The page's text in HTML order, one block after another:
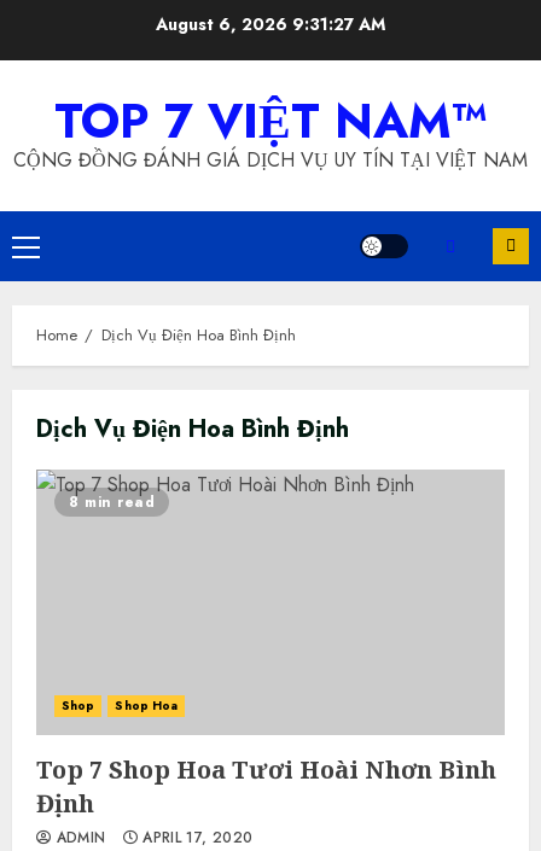
August 6, 2026 9:31:28 AM
TOP 7 VIỆT NAM™
CỘNG ĐỒNG ĐÁNH GIÁ DỊCH VỤ UY TÍN TẠI VIỆT NAM
Primary
Menu
Home Dịch Vụ Điện Hoa Bình Định
Dịch Vụ Điện Hoa Bình Định
8 min read
Shop Shop Hoa
Top 7 Shop Hoa Tươi Hoài Nhơn Bình
Định
ADMIN APRIL 17, 2020